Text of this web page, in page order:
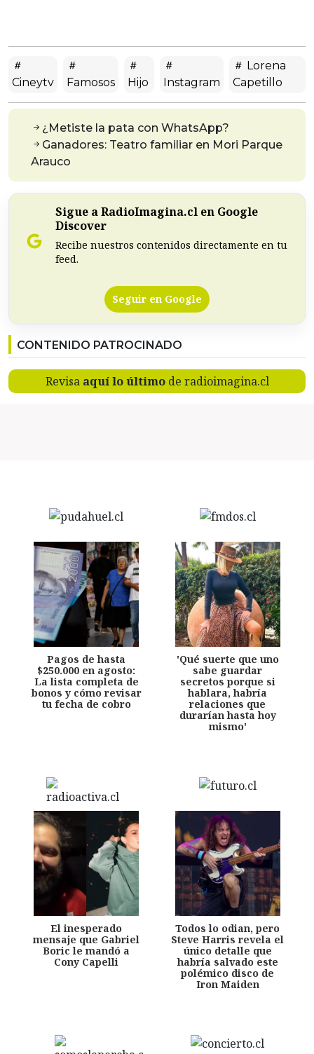
Cineytv Famosos Hijo Instagram
Lorena
Capetillo
¿Metiste la pata con WhatsApp?
Ganadores: Teatro familiar en Mori Parque
Arauco
Sigue a RadioImagina.cl en Google
Discover
Recibe nuestros contenidos directamente en tu
feed.
Seguir en Google
CONTENIDO PATROCINADO
Revisa aquí lo últimode radioimagina.cl
Pagos de hasta
$250.000 en agosto:
La lista completa de
bonos y cómo revisar
tu fecha de cobro
'Qué suerte que uno
sabe guardar
secretos porque si
hablara, habría
relaciones que
durarían hasta hoy
mismo'
El inesperado
mensaje que Gabriel
Boric le mandó a
Cony Capelli
Todos lo odian, pero
Steve Harris revela el
único detalle que
habría salvado este
polémico disco de
Iron Maiden